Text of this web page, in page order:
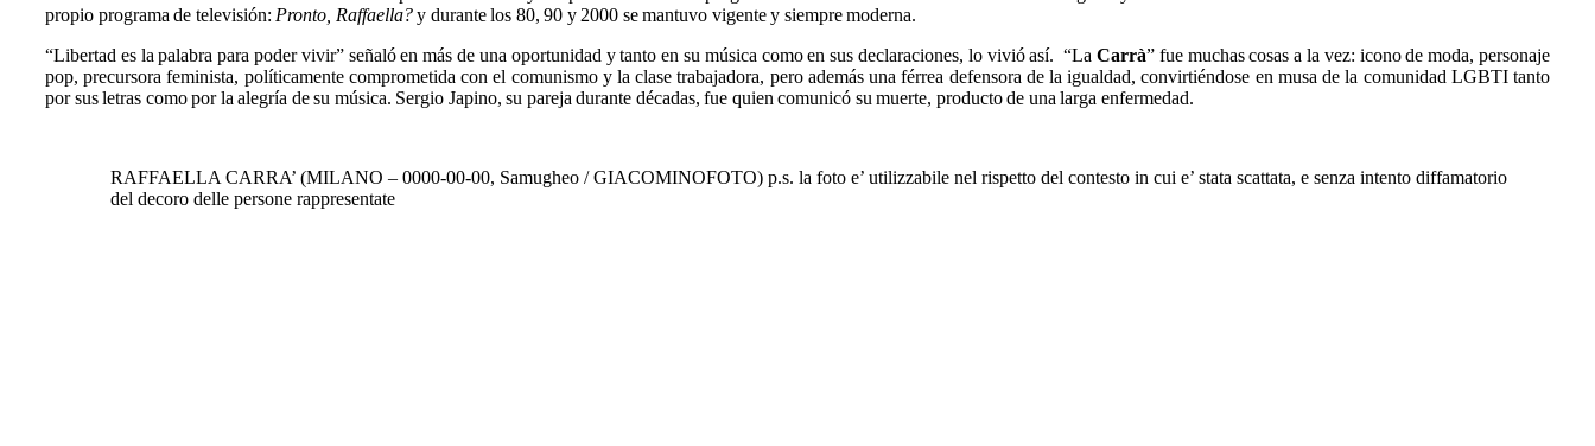
propio programa de televisión: Pronto, Raffaella?y durante los 80, 90 y 2000 se mantuvo vigente y siempre moderna.
“Libertad es la palabra para poder vivir” señaló en más de una oportunidad y tanto en su música como en sus declaraciones, lo vivió así. “La Carrà” fue muchas cosas a la vez: icono de moda, personaje
pop, precursora feminista, políticamente comprometida con el comunismo y la clase trabajadora, pero además una férrea defensora de la igualdad, convirtiéndose en musa de la comunidad LGBTI tanto
por sus letras como por la alegría de su música. Sergio Japino, su pareja durante décadas, fue quien comunicó su muerte, producto de una larga enfermedad.
RAFFAELLA CARRA’ (MILANO – 0000-00-00, Samugheo / GIACOMINOFOTO) p.s. la foto e’ utilizzabile nel rispetto del contesto in cui e’ stata scattata, e senza intento diffamatorio
del decoro delle persone rappresentate